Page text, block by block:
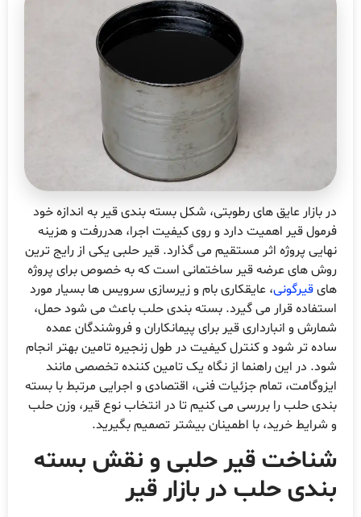
در بازار عایق های رطوبتی، شکل بسته بندی قیر به اندازه خود
فرمول قیر اهمیت دارد و روی کیفیت اجرا، هدررفت و هزینه
نهایی پروژه اثر مستقیم می گذارد. قیر حلبی یکی از رایج ترین
روش های عرضه قیر ساختمانی است که به خصوص برای پروژه
هایقیرگونی، عایقکاری بام و زیرسازی سرویس ها بسیار مورد
استفاده قرار می گیرد. بسته بندی حلب باعث می شود حمل،
شمارش و انبارداری قیر برای پیمانکاران و فروشندگان عمده
ساده تر شود و کنترل کیفیت در طول زنجیره تامین بهتر انجام
شود. در این راهنما از نگاه یک تامین کننده تخصصی مانند
ایزوگامت، تمام جزئیات فنی، اقتصادی و اجرایی مرتبط با بسته
بندی حلب را بررسی می کنیم تا در انتخاب نوع قیر، وزن حلب
و شرایط خرید، با اطمینان بیشتر تصمیم بگیرید.
شناخت قیر حلبی و نقش بسته
بندی حلب در بازار قیر